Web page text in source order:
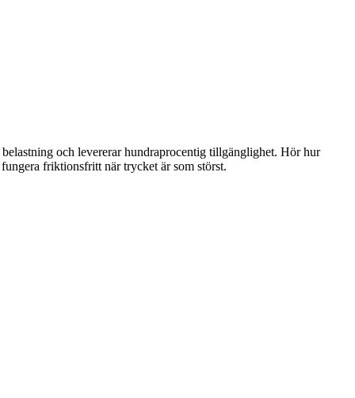
och levererar hundraprocentig tillgänglighet. Hör hur
friktionsfritt när trycket är som störst.